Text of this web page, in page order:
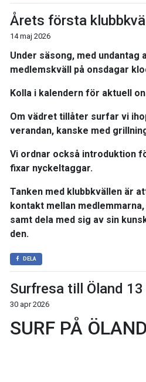
Årets första
14 maj 2026
Under säsong, med undantag
medlemskväll på onsdagar
Kolla i kalendern för aktuell
Om vädret tillåter surfar vi
verandan, kanske med
Vi ordnar också introduktion
fixar nyckeltaggar.
Tanken med klubbkvällen är
kontakt mellan
samt dela med sig av sin
den.
DELA
Surfresa till Öland
30 apr 2026
SURF PÅ